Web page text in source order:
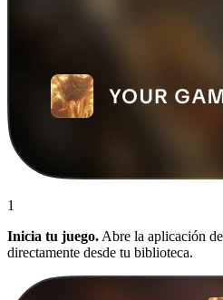
1
Inicia tu juego. Abre la aplicación
directamente desde tu biblioteca.